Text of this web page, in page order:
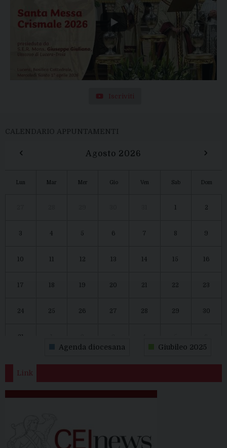
Iscriviti
CALENDARIO APPUNTAMENTI
‹ Agosto 2026 ›
Lun Mar Mer Gio Ven Sab Dom
2
3 4 5 6 7 8 9
10 12 13 14 15 16
17 18 19 20 21 22 23
24 25 26 27 28 29 30
31
Agenda diocesana Giubileo 2025
Link